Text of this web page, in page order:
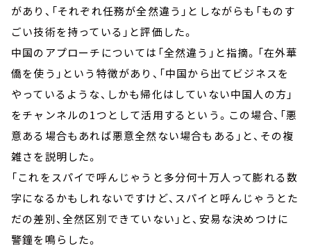
があり、「それぞれ任務が全然違う」としながらも「ものす
ごい技術を持っている」と評価した。
中国のアプローチについては「全然違う」と指摘。「在外華
僑を使う」という特徴があり、「中国から出てビジネスを
やっているような、しかも帰化はしていない中国人の方」
をチャンネルの1つとして活用するという。この場合、「悪
意ある場合もあれば悪意全然ない場合もある」と、その複
雑さを説明した。
「これをスパイで呼んじゃうと多分何十万人って膨れる数
字になるかもしれないですけど、スパイと呼んじゃうとた
だの差別、全然区別できていない」と、安易な決めつけに
警鐘を鳴らした。